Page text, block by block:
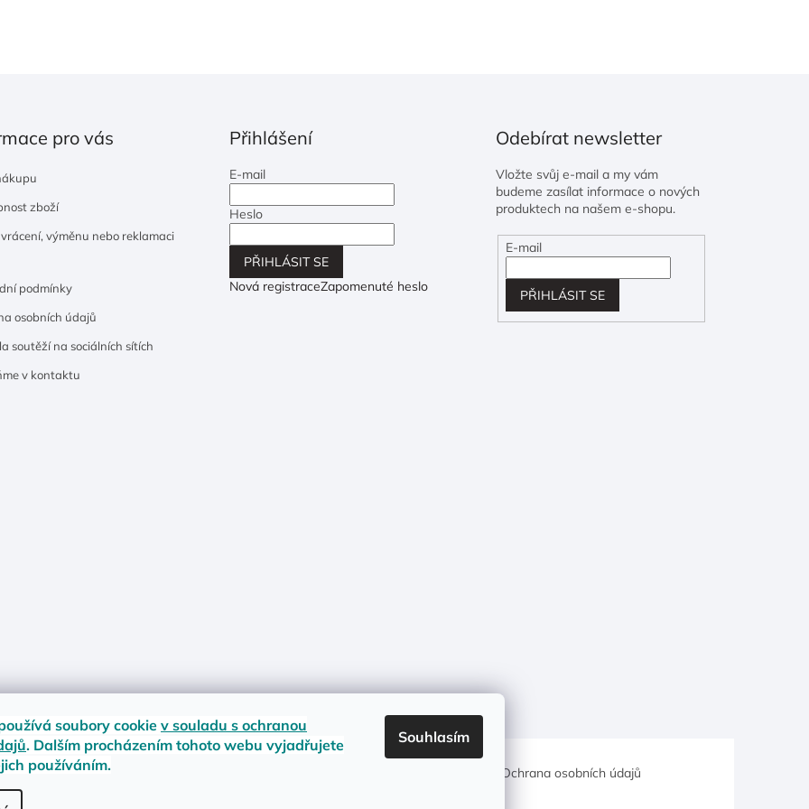
soubory cookiev souladu s ochranou
. Dalším procházením tohoto webu vyjadřujete
používáním.
Souhlasím
pro vás
zboží
vrácení, výměnu nebo reklamaci
podmínky
osobních údajů
soutěží na sociálních sítích
v kontaktu
Přihlášení
E-mail
Heslo
PŘIHLÁSIT SE
Nová registraceZapomenuté heslo
Odebírat newsletter
Vložte svůj e-mail a my vám
budeme zasílat informace o nových
produktech na našem e-shopu.
E-mail
PŘIHLÁSIT SE
zboží Materiály a velikosti Ochrana osobních údajů